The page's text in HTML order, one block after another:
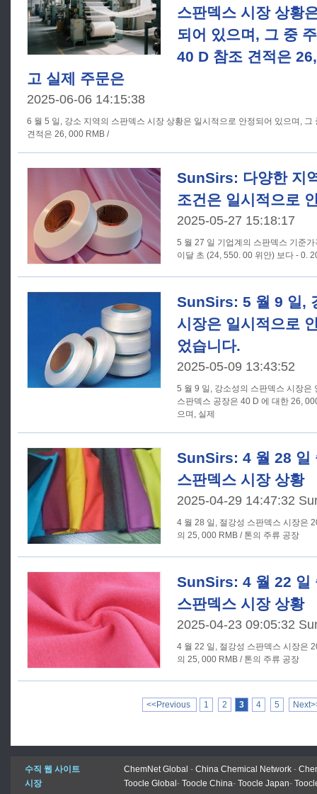
스판덱스 시장 상황
되어 있으며, 그 중
40 D 참조 견적은
고 실제 주문은
2025-06-06 14:15:38
6 월 5 일, 강소 지역의 스판덱스 시장 상황은 일시적으로 안정되어 있으며,
견적은 26, 000 RMB /
SunSirs: 다양한 지
조건은 일시적으로
2025-05-27 15:18:17
5 월 27 일 기업계의 스판덱스 기준
SunSirs: 5 월 9 일,
시장은 일시적으로
었습니다.
2025-05-09 13:43:52
5 월 9 일, 강소성의 스판덱스 시장은
스판덱스 공장은 40 D 에 대한 26,
으며, 실제
SunSirs: 4 월 28 일
스판덱스 시장 상황
2025-04-29 14:47:32
4 월 28 일, 절강성 스판덱스 시장은
의 25, 000 RMB / 톤의 주류 공장
SunSirs: 4 월 22 일
스판덱스 시장 상황
2025-04-23 09:05:32
4 월 22 일, 절강성 스판덱스 시장은
의 25, 000 RMB / 톤의 주류 공장
<<Previous 1 2 3 4 5
수직 웹 사이트 ChemNet Global - China Chemical Network -
시장
Toocle Global - Toocle China- Toocle Japan-